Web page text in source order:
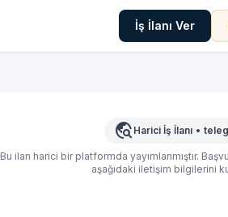
İş İlanı Ver
travel_explore Harici İş İlanı •
Bu ilan harici bir platformda yayımlanmıştır.
aşağıdaki iletişim bilgilerini